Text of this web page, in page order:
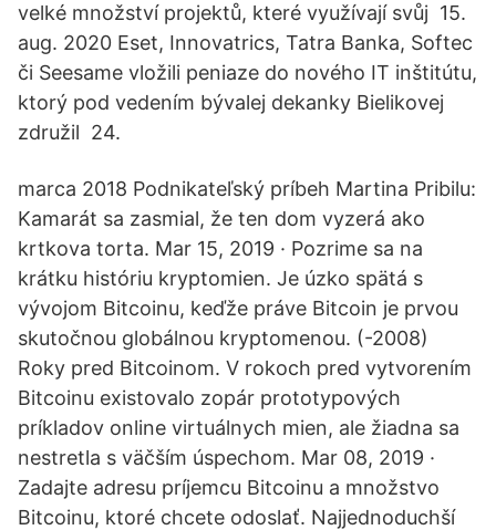
velké množství projektů, které využívají svůj 15.
aug. 2020 Eset, Innovatrics, Tatra Banka, Softec
či Seesame vložili peniaze do nového IT inštitútu,
ktorý pod vedením bývalej dekanky Bielikovej
združil 24.
marca 2018 Podnikateľský príbeh Martina Pribilu:
Kamarát sa zasmial, že ten dom vyzerá ako
krtkova torta. Mar 15, 2019 · Pozrime sa na
krátku históriu kryptomien. Je úzko spätá s
vývojom Bitcoinu, keďže práve Bitcoin je prvou
skutočnou globálnou kryptomenou. (-2008)
Roky pred Bitcoinom. V rokoch pred vytvorením
Bitcoinu existovalo zopár prototypových
príkladov online virtuálnych mien, ale žiadna sa
nestretla s väčším úspechom. Mar 08, 2019 ·
Zadajte adresu príjemcu Bitcoinu a množstvo
Bitcoinu, ktoré chcete odoslať. Najjednoduchší